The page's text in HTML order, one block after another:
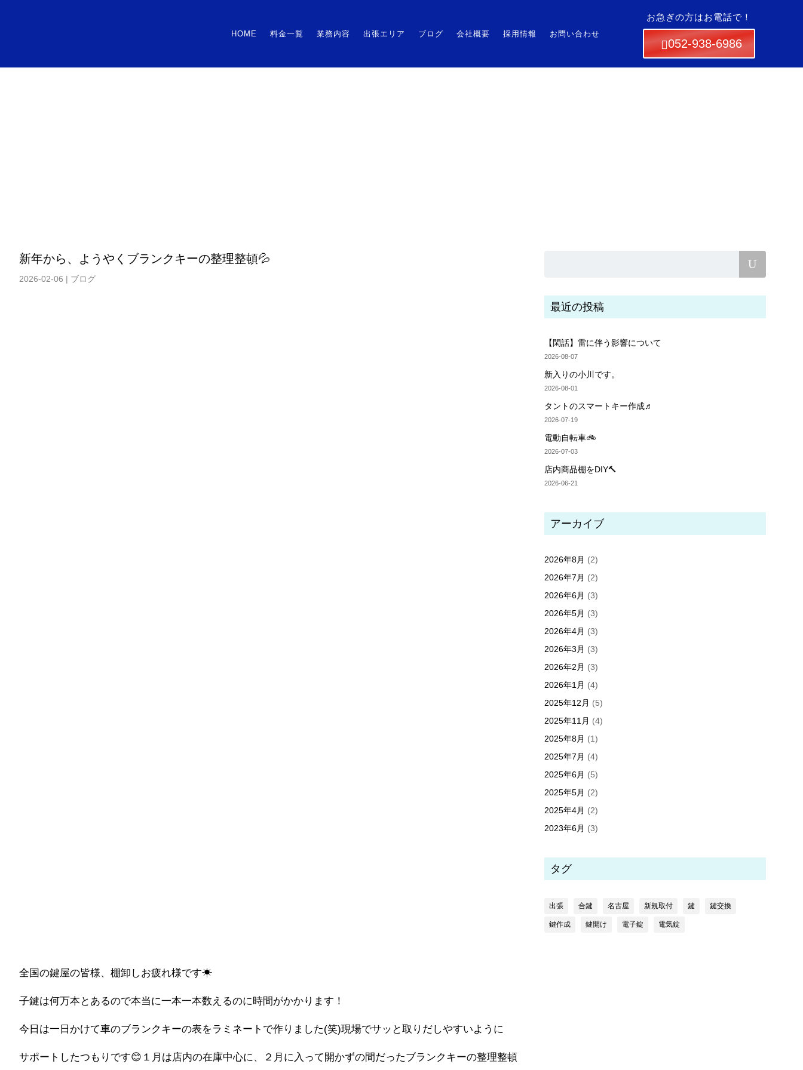
採用情報 お問い合わせ
HOME 料金一覧 業務内容 出張エリア ブログ 会社概要 採用情報 お問い合わせ
お急ぎの方はお電話で！
052-938-6986
新年から、ようやくブランクキーの整理整頓💦
2026-02-06 | ブログ
全国の鍵屋の皆様、棚卸しお疲れ様です☀
子鍵は何万本とあるので本当に一本一本数えるのに時間がかかります！
今日は一日かけて車のブランクキーの表をラミネートで作りました(笑)現場でサッと取りだしやすいように
サポートしたつもりです😊１月は店内の在庫中心に、２月に入って開かずの間だったブランクキーの整理整頓
最近の投稿
【閑話】雷に伴う影響について
2026-08-07
新入りの小川です。
2026-08-01
タントのスマートキー作成♬
2026-07-19
電動自転車🚲
2026-07-03
店内商品棚をDIY🔨
2026-06-21
アーカイブ
2026年8月 (2)
2026年7月 (2)
2026年6月 (3)
2026年5月 (3)
2026年4月 (3)
2026年3月 (3)
2026年2月 (3)
2026年1月 (4)
2025年12月 (5)
2025年11月 (4)
2025年8月 (1)
2025年7月 (4)
2025年6月 (5)
2025年5月 (2)
2025年4月 (2)
2023年6月 (3)
タグ
出張 合鍵 名古屋 新規取付 鍵 鍵交換
鍵作成 鍵開け 電子錠 電気錠